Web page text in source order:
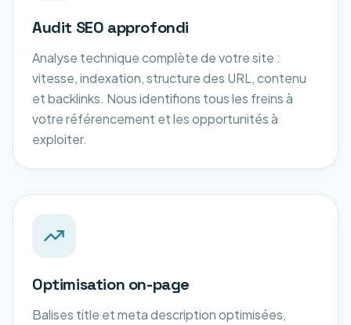
Audit SEO approfondi
Analyse technique complète de votre site :
vitesse, indexation, structure des URL, contenu
et backlinks. Nous identifions tous les freins à
votre référencement et les opportunités à
exploiter.
Optimisation on-page
Balises title et meta description optimisées,